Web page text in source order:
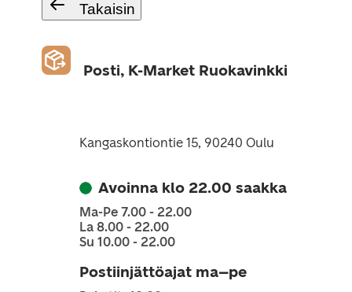
Takaisin
Posti, K-Market Ruokavinkki
Kangaskontiontie 15, 90240 Oulu
Avoinna klo 22.00 saakka
Ma-Pe 7.00 - 22.00
La 8.00 - 22.00
Su 10.00 - 22.00
Postiinjättöajat ma–pe